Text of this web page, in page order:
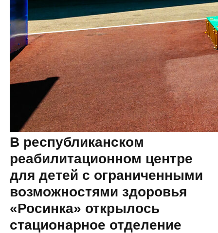
В республиканском
реабилитационном центре
для детей с ограниченными
возможностями здоровья
«Росинка» открылось
стационарное отделение